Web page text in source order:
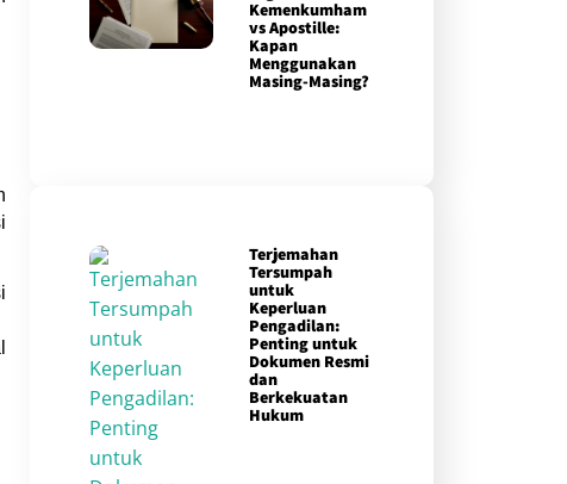
Kemenkumham
vs Apostille:
Kapan
Menggunakan
Masing-Masing?
Terjemahan
Tersumpah
untuk
Keperluan
Pengadilan:
Penting untuk
Dokumen Resmi
dan
Berkekuatan
Hukum